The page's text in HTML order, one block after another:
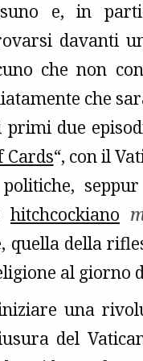
e, in
davanti
che non
che
primi due
Cards“, con il
hitchcockiano
quella della
al giorno
una
del